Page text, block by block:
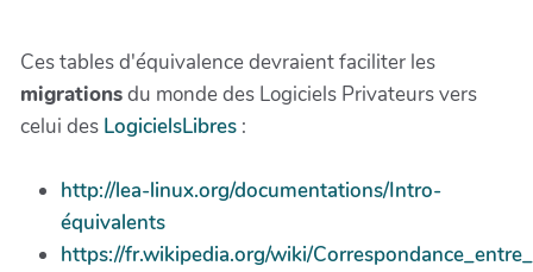
Ces tables d'équivalence devraient faciliter les
migrationsdu monde des Logiciels Privateurs vers
celui des LogicielsLibres :
http://lea-linux.org/documentations/Intro-
équivalents
https://fr.wikipedia.org/wiki/